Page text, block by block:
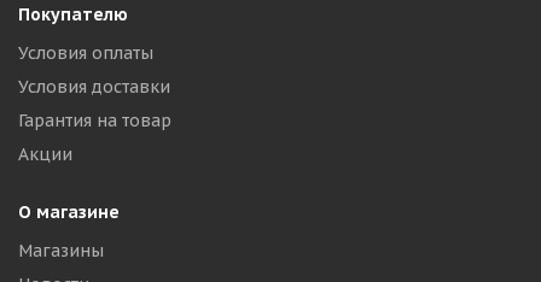
Покупателю
Условия оплаты
Условия доставки
Гарантия на товар
Акции
О магазине
Магазины